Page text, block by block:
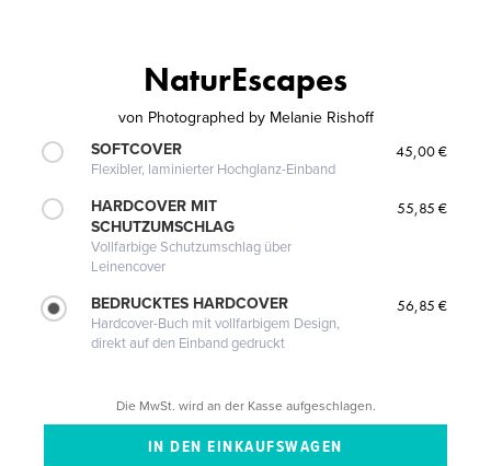
NaturEscapes
von Photographed by Melanie Rishoff
SOFTCOVER
Flexibler, laminierter Hochglanz-Einband
45,00 €
HARDCOVER MIT
SCHUTZUMSCHLAG
Vollfarbige Schutzumschlag über
Leinencover
55,85 €
BEDRUCKTES HARDCOVER
Hardcover-Buch mit vollfarbigem Design,
direkt auf den Einband gedruckt
56,85 €
Die MwSt. wird an der Kasse aufgeschlagen.